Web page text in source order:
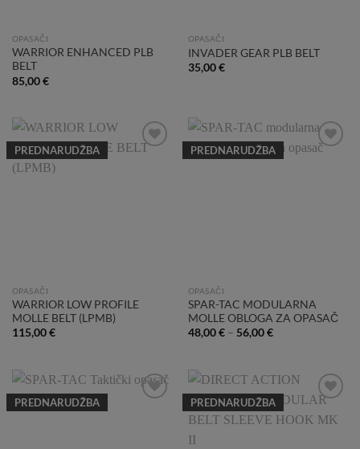
OPASAČI
WARRIOR ENHANCED PLB
BELT
85,00€
OPASAČI
INVADER GEAR PLB BELT
35,00€
PREDNARUDŽBA
OPASAČI
WARRIOR LOW PROFILE
MOLLE BELT (LPMB)
115,00€
PREDNARUDŽBA
OPASAČI
SPAR-TAC MODULARNA
MOLLE OBLOGA ZA OPASAČ
48,00€– 56,00€
PREDNARUDŽBA PREDNARUDŽBA
Wishlist